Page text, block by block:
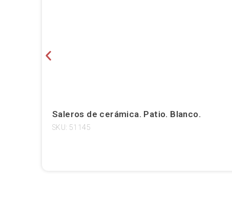
Saleros de cerámica. Patio. Blanco.
SKU: 51145